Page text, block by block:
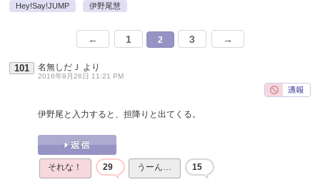
Hey!Say!JUMP 伊野尾慧
← 1 2 3 →
101 名無しだＪ より
2016年9月26日 11:21 PM
伊野尾と入力すると、担降りと出てくる。
それな！ 29 うーん… 15